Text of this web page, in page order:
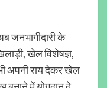
जनभागीदारी के
खेल विशेषज्ञ,
अपनी राय देकर खेल